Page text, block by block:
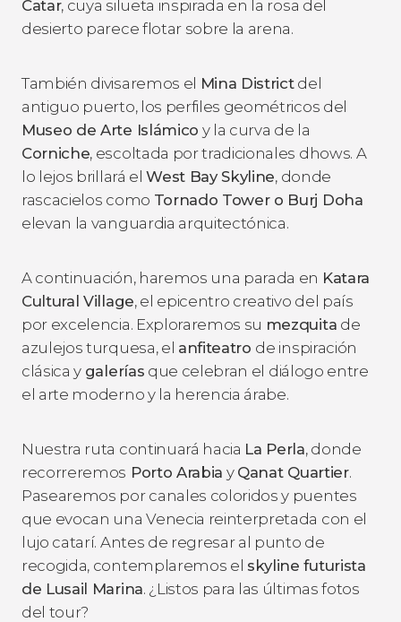
Catar, cuya silueta inspirada en la rosa del
desierto parece flotar sobre la arena.
También divisaremos el Mina Districtdel
antiguo puerto, los perfiles geométricos del
Museo de Arte Islámico y la curva de la
Corniche, escoltada por tradicionales dhows. A
lo lejos brillará elWest Bay Skyline, donde
rascacielos como Tornado Tower o Burj Doha
elevan la vanguardia arquitectónica.
A continuación, haremos una parada en Katara
Cultural Village, el epicentro creativo del país
por excelencia. Exploraremos su mezquita de
azulejos turquesa, el anfiteatro de inspiración
clásica y galerías que celebran el diálogo entre
el arte moderno y la herencia árabe.
Nuestra ruta continuará hacia La Perla, donde
recorreremos Porto Arabia y Qanat Quartier.
Pasearemos por canales coloridos y puentes
que evocan una Venecia reinterpretada con el
lujo catarí. Antes de regresar al punto de
recogida, contemplaremos el skyline futurista
de Lusail Marina. ¿Listos para las últimas fotos
del tour?